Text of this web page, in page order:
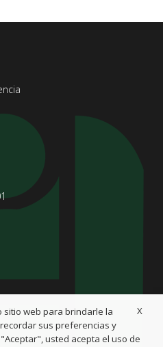
X
sitio web para brindarle la
sus preferencias y
usted acepta el uso de